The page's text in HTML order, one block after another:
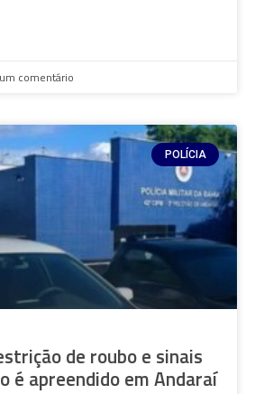
comentário
POLÍCIA
de roubo e sinais
é apreendido em Andaraí